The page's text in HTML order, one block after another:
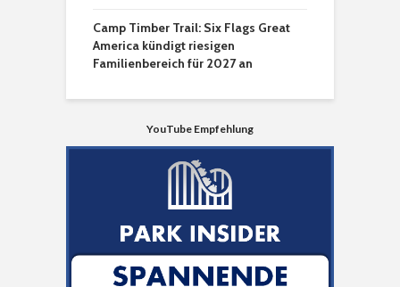
Camp Timber Trail: Six Flags Great
America kündigt riesigen
Familienbereich für 2027 an
YouTube Empfehlung